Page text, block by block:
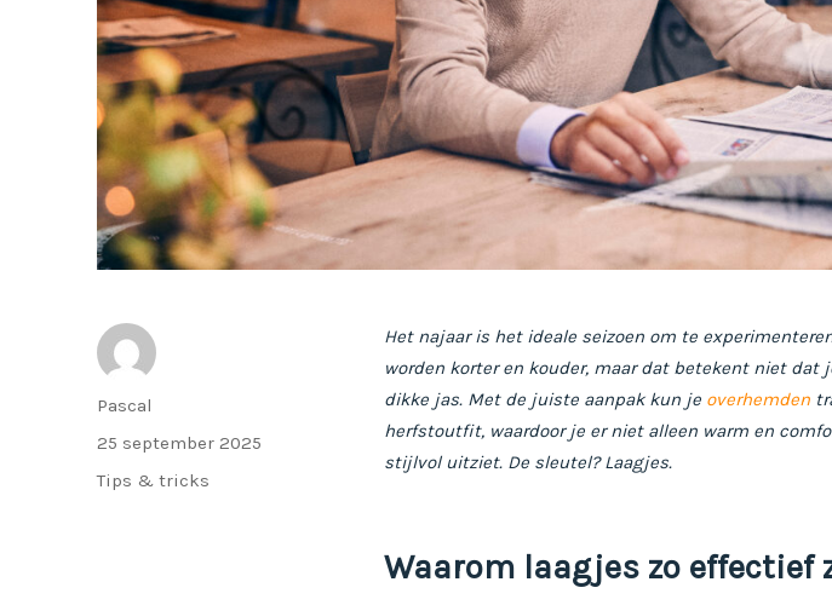
Het najaar is het ideale seizoen om te
worden korter en kouder, maar dat betekent niet dat
dikke jas. Met de juiste aanpak kun je overhemden
herfstoutfit, waardoor je er niet alleen warm en
stijlvol uitziet. De sleutel? Laagjes.
Waarom laagjes zo effectief
Auteur
Pascal
Geplaatst
25 september 2025
Categorieën
Tips & tricks